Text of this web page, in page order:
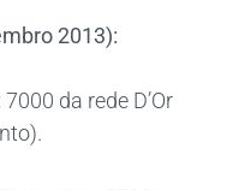
2013):
7000 da rede D’Or